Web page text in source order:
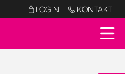
LOGIN  KONTAKT